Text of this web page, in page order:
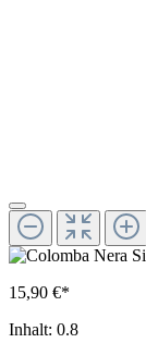
15,90 €*
Inhalt: 0.8